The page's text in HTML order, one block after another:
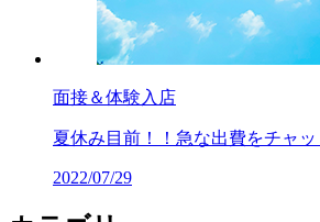
面接＆体験入店
夏休み目前！！急な出費をチャ
2022/07/29